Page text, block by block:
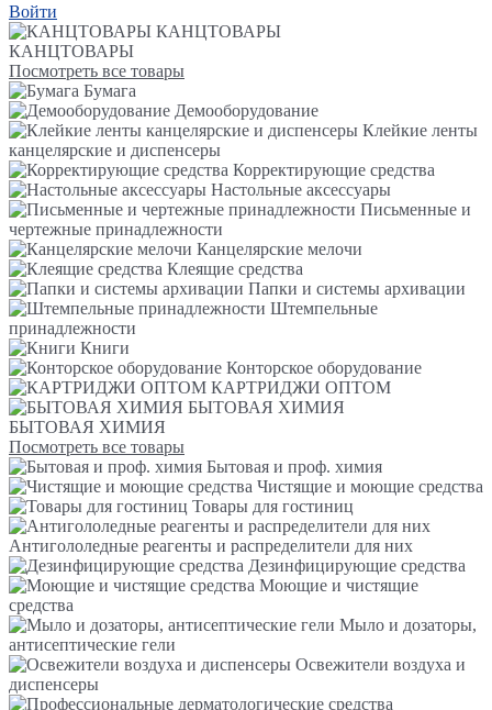
Войти
КАНЦТОВАРЫ
КАНЦТОВАРЫ
Посмотреть все товары
Бумага
Демооборудование
Клейкие ленты
канцелярские и диспенсеры
Корректирующие средства
Настольные аксессуары
Письменные и
чертежные принадлежности
Канцелярские мелочи
Клеящие средства
Папки и системы архивации
Штемпельные
принадлежности
Книги
Конторское оборудование
КАРТРИДЖИ ОПТОМ
БЫТОВАЯ ХИМИЯ
БЫТОВАЯ ХИМИЯ
Посмотреть все товары
Бытовая и проф. химия
Чистящие и моющие средства
Товары для гостиниц
Антигололедные реагенты и распределители для них
Дезинфицирующие средства
Моющие и чистящие
средства
Мыло и дозаторы,
антисептические гели
Освежители воздуха и
диспенсеры